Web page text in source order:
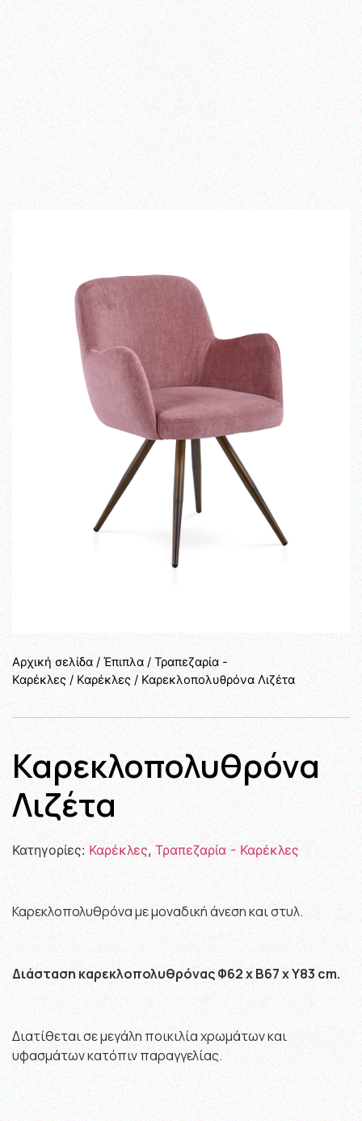
Αρχική σελίδα/Έπιπλα/Τραπεζαρία -
Καρέκλες /Καρέκλες/ Καρεκλοπολυθρόνα Λιζέτα
Καρεκλοπολυθρόνα
Λιζέτα
Κατηγορίες:Καρέκλες,Τραπεζαρία - Καρέκλες
Καρεκλοπολυθρόνα με μοναδική άνεση και στυλ.
Διάσταση καρεκλοπολυθρόνας Φ62 x B67 x Y83 cm.
Διατίθεται σε μεγάλη ποικιλία χρωμάτων και
υφασμάτων κατόπιν παραγγελίας.